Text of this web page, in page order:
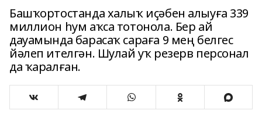
Башҡортостанда халыҡ иҫәбен алыуға 339
миллион һум аҡса тотонола. Бер ай
дауамында барасаҡ сараға 9 мең белгес
йәлеп ителгән. Шулай уҡ резерв персонал
да ҡаралған.